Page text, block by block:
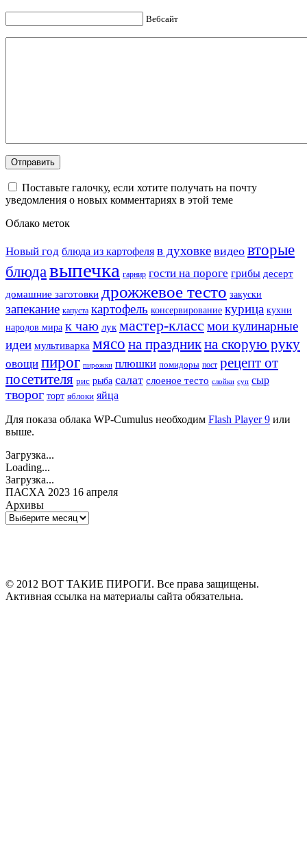
Вебсайт
Поставьте галочку, если хотите получать на почту
уведомления о новых комментариях в этой теме
Облако меток
Новый год блюда из картофеля в духовке видео вторые
блюдавыпечка гарнир гости на пороге грибы десерт
домашние заготовки дрожжевое тесто закуски
запекание капуста картофель консервирование курица кухни
народов мира к чаю лук мастер-класс мои кулинарные
идеи мультиварка мясо на праздникна скорую руку
овощи пирог пирожки плюшки помидоры пост рецепт от
посетителя рис рыба салат слоеное тесто слойки суп сыр
творог торт яблоки яйца
Для показа облака WP-Cumulus необходим Flash Player 9 или
выше.
Загрузка...
Loading...
Загрузка...
ПАСХА 2023 16 апреля
Архивы
Архивы
© 2012 ВОТ ТАКИЕ ПИРОГИ. Все права защищены.
Активная ссылка на материалы сайта обязательна.